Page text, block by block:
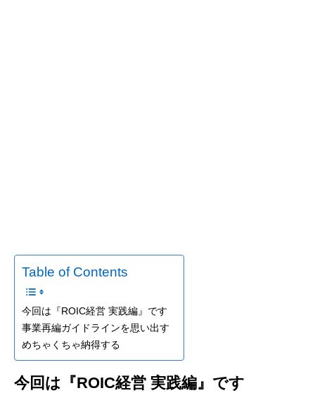
Table of Contents
今回は『ROIC経営 実践編』です
事業再編ガイドラインを思い出す
めちゃくちゃ納得する
今回は『ROIC経営 実践編』です